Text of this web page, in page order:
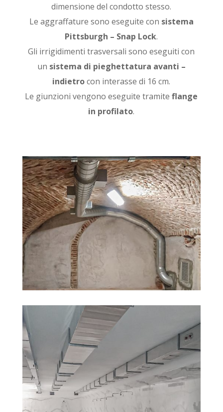
dimensione del condotto stesso.
Le aggraffature sono eseguite con sistema
Pittsburgh – Snap Lock.
Gli irrigidimenti trasversali sono eseguiti con
un sistema di pieghettatura avanti –
indietrocon interasse di 16 cm.
Le giunzioni vengono eseguite tramiteflange
in profilato.